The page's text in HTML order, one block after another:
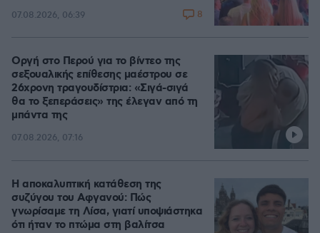
07.08.2026, 06:39 8
Οργή στο Περού για το βίντεο της
σεξουαλικής επίθεσης μαέστρου σε
26χρονη τραγουδίστρια: «Σιγά-σιγά
θα το ξεπεράσεις» της έλεγαν από τη
μπάντα της
07.08.2026, 07:16
Η αποκαλυπτική κατάθεση της
συζύγου του Αφγανού: Πώς
γνωρίσαμε τη Λίσα, γιατί υποψιάστηκα
ότι ήταν το πτώμα στη βαλίτσα